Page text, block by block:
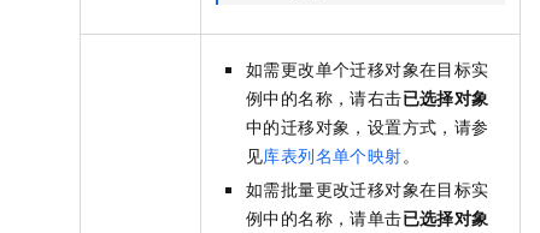
如需更改单个迁移对象在目标实
例中的名称，请右击已选择对象
中的迁移对象，设置方式，请参
见库表列名单个映射。
如需批量更改迁移对象在目标实
例中的名称，请单击已选择对象